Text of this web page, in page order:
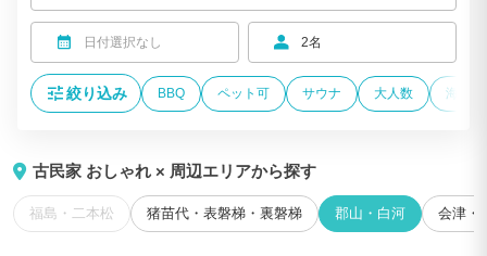
日付選択なし 2名
絞り込み BBQ ペット可 サウナ 大人数 海が
古民家 おしゃれ × 周辺エリアから探す
福島・二本松 猪苗代・表磐梯・裏磐梯 郡山・白河 会津・